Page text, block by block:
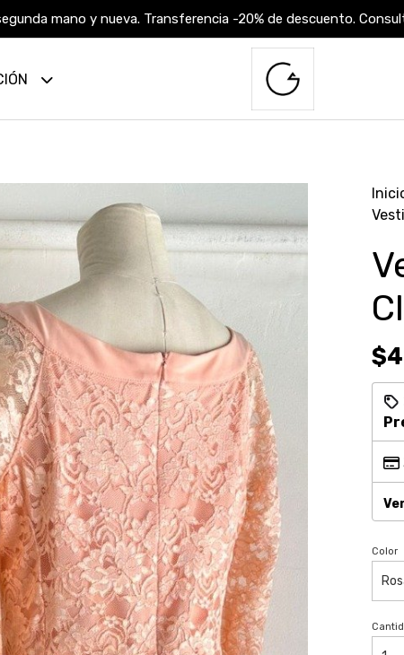
mano y nueva. Transferencia -20% de descuento.
Color